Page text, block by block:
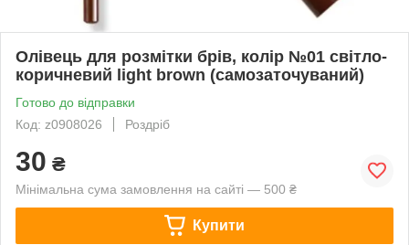
Олівець для розмітки брів, колір №01 світло-
коричневий light brown (самозаточуваний)
Готово до відправки
Код: z0908026
Роздріб
30 ₴
Мінімальна сума замовлення на сайті — 500 ₴
Купити